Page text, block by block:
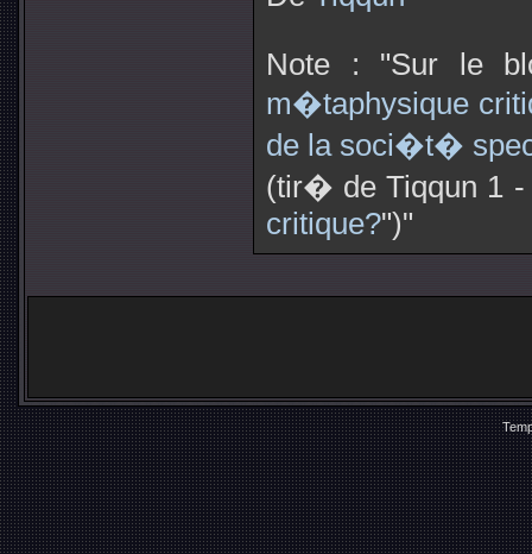
Note : "Sur le
m�taphysique
de la soci�t�
(tir� de Tiqqun 1 -
critique?")"